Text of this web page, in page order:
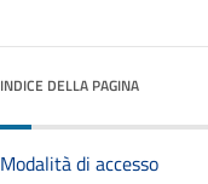
INDICE DELLA PAGINA
Modalità di accesso